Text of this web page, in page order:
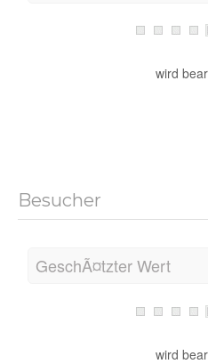
wird
Besucher
GeschÃ¤tzter Wert
wird